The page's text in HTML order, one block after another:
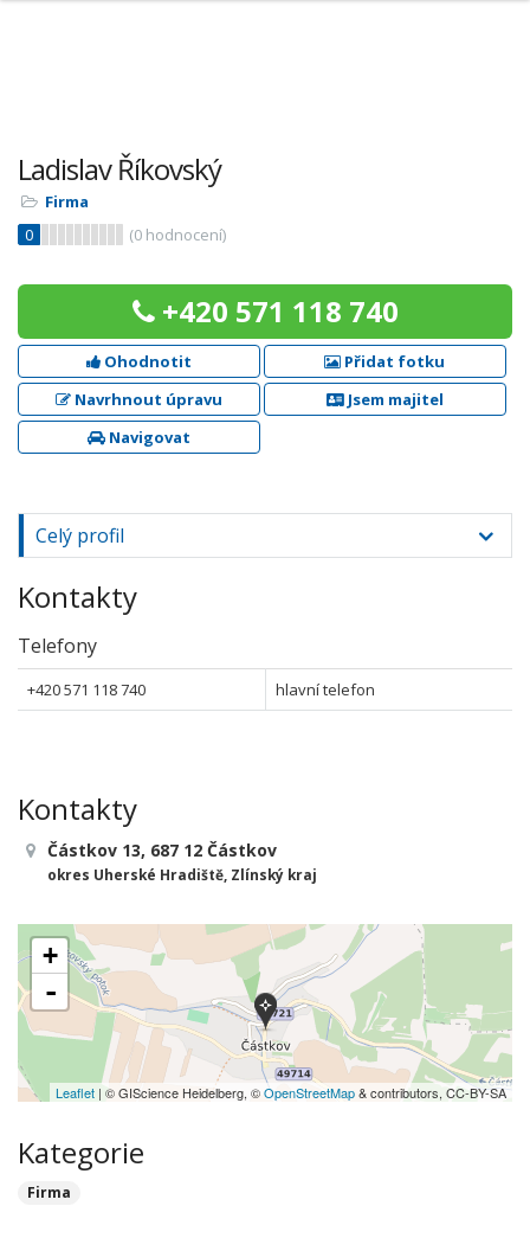
Ladislav Říkovský
Firma
0
(0 hodnocení)
+420 571 118 740
Ohodnotit
Přidat fotku
Navrhnout úpravu
Jsem majitel
Navigovat
Celý profil
Kontakty
Telefony
+420 571 118 740 hlavní telefon
Kontakty
Částkov 13, 687 12 Částkov
okres Uherské Hradiště, Zlínský kraj
+
-
Leaflet | © GIScience Heidelberg, ©OpenStreetMap& contributors, CC-BY-SA
Kategorie
Firma